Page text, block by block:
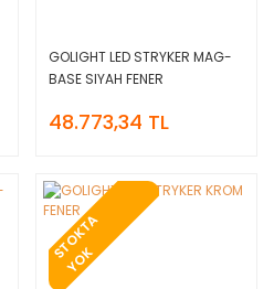
GOLIGHT LED STRYKER MAG-
BASE SIYAH FENER
48.773,34 TL
S
T
O
K
T
A
Y
O
K